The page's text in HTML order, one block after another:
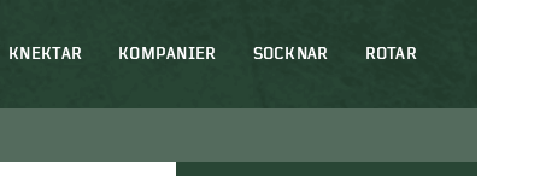
KNEKTAR KOMPANIER SOCKNAR ROTAR